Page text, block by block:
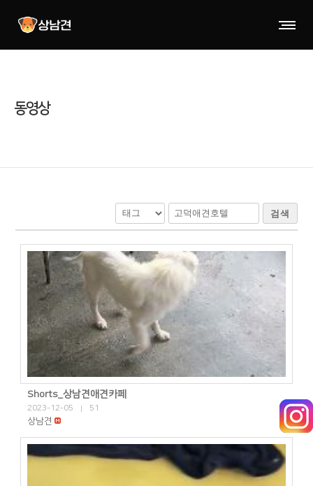
동영상
검색
Shorts_상남견애견카페
2023-12-05 | 51
상남견